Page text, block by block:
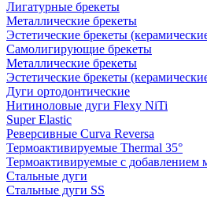
Лигатурные брекеты
Металлические брекеты
Эстетические брекеты
Самолигирующие брекеты
Металлические брекеты
Эстетические брекеты
Дуги ортодонтические
Нитиноловые дуги Flexy NiTi
Super Elastic
Реверсивные Curva Reversa
Термоактивируемые Thermal 35°
Термоактивируемые с добавлением
Стальные дуги
Стальные дуги SS